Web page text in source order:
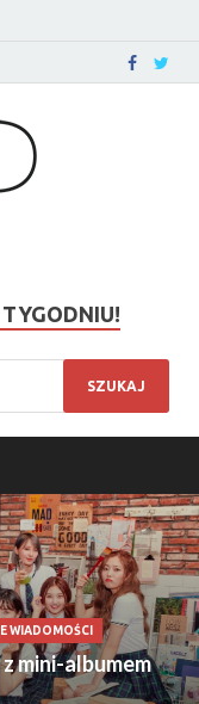
WIADOMOŚCI
mini-albumem